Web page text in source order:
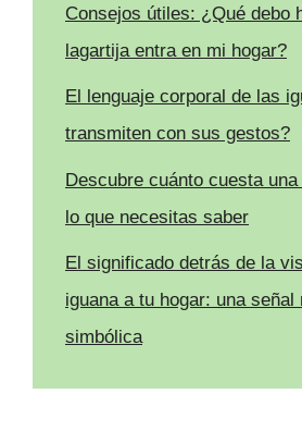
Consejos útiles: ¿Qué debo
lagartija entra en mi hogar?
El lenguaje corporal de las
transmiten con sus gestos?
Descubre cuánto cuesta
lo que necesitas saber
El significado detrás de la
iguana a tu hogar: una
simbólica